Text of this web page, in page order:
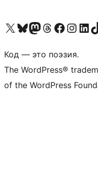
Посетите нас в X (ранее Twitter)
Посетите нашу учётную запись в Bluesky
Посетите нашу ленту в Mastodon
Посетите нашу учётную запись в Threads
Посетите нашу страницу
Посетите
Посетите
Код — это поэзия.
The WordPress®
of the WordPress